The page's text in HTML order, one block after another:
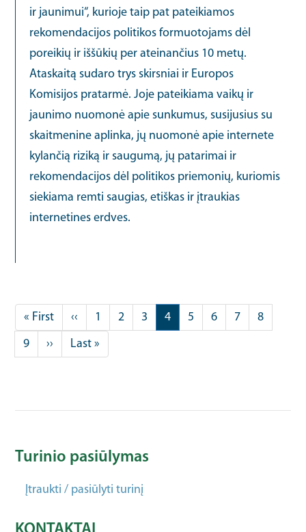
ir jaunimui“, kurioje taip pat pateikiamos
rekomendacijos politikos formuotojams dėl
poreikių ir iššūkių per ateinančius 10 metų.
Ataskaitą sudaro trys skirsniai ir Europos
Komisijos pratarmė. Joje pateikiama vaikų ir
jaunimo nuomonė apie sunkumus, susijusius su
skaitmenine aplinka, jų nuomonė apie internete
kylančią riziką ir saugumą, jų patarimai ir
rekomendacijos dėl politikos priemonių, kuriomis
siekiama remti saugias, etiškas ir įtraukias
internetines erdves.
Pagination
First
page
« First
Previous
page
‹‹ Puslapis
1 Puslapis
2 Puslapis
3
Current
page
4 Puslapis
5 Puslapis
6 Puslapis
7 Puslapis
8
Puslapis
9
Next
page
››
Last
page
Last »
Turinio pasiūlymas
Įtraukti / pasiūlyti turinį